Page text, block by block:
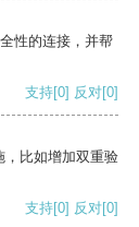
性的连接，并帮
支持[0] 反对[0]
，比如增加双重验
支持[0] 反对[0]